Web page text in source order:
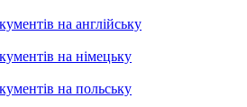
на англійську
на німецьку
на польську